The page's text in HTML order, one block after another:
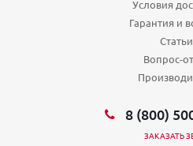
Екатеринбург, ул 40-летия Октября
Пн,Вт,Ср,Чт,Пт,Сб,Вс (10:00 - 21:00)
Екатеринбург, ул 8 Марта 127
Пн,Вт,Ср,Чт,Пт,Сб,Вс (09:00 - 21:00)
Пн,Вт,Ср,Чт,Пт (10:00 - 19:30) Сб
Пн,Вт,Ср,Чт,Пт,Сб,Вс (09:00 - 21:00)
Условия
Гарантия и
Статьи
Вопрос-
8 (800)
ЗАКАЗАТЬ